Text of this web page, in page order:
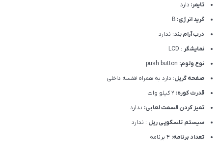
تایمر: دارد
گرید انرژی: B
درب آرام بند: ندارد
نمایشگر : LCD
نوع ولوم:
صفحه گریل: دارد به همراه قفسه داخلی
قدرت کوره:
تمیز کردن قسمت لعابی: ندارد
سیستم تلسکوپی ریل : ندارد
تعداد برنامه: